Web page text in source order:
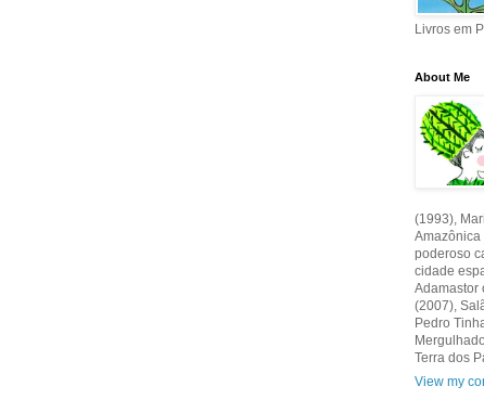
Livros em
About Me
(1993),
Amazônica
poderoso
cidade
Adamastor
(2007),
Pedro
Terra dos
View my